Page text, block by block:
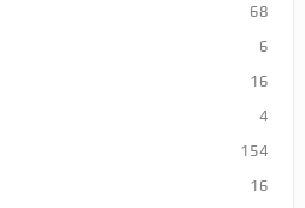
68
6
16
4
154
16